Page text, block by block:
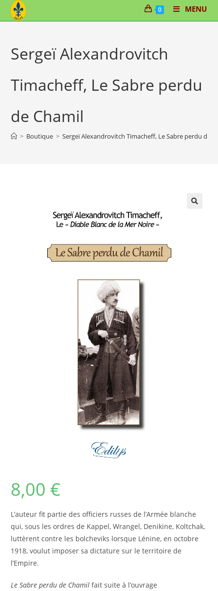
Skip
0 MENU
Sergeï Alexandrovitch
Timacheff, Le Sabre perdu
de Chamil
> Boutique > Sergeï Alexandrovitch Timacheff, Le Sabre perdu de
8,00 €
L’auteur fit partie des officiers russes de l’Armée blanche
qui, sous les ordres de Kappel, Wrangel, Denikine, Koltchak,
luttèrent contre les bolcheviks lorsque Lénine, en octobre
1918, voulut imposer sa dictature sur le territoire de
l’Empire.
Le Sabre perdu de Chamil fait suite à l’ouvrage